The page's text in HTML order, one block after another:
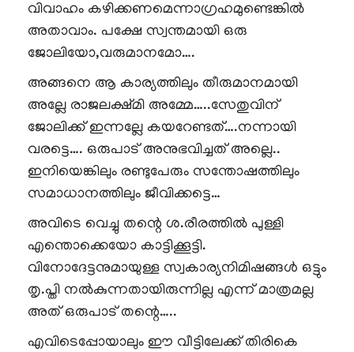
വിവാഹം കഴിക്കണമെന്നാഗ്രഹമുണ്ടെങ്കിൽ
അതാവാം. പക്ഷേ സ്വന്തമായി ഒരു
ജോലിയോ,വരുമാനമോ….
അങ്ങനെ ആ കാര്യത്തിലും തീരുമാനമായി
അല്ലേ രാജലക്ഷ്മി അമ്മേ…..സേതുവിന്
ജോലിക്ക് ഇന്നല്ലേ കയറേണ്ടത്….നന്നായി
വരട്ടെ…. ഒരുപാട് അനുഭവിച്ചത് അല്ലെ..
ഇനിയെങ്കിലും രണ്ടുപേരും സന്തോഷത്തിലും
സമാധാനത്തിലും ജീവിക്കട്ടെ…
അവിടെ വെച്ചു തന്റെ ശ.രീരത്തിൽ പുള്ളി
എന്തൊക്കെയോ കാട്ടിക്കൂട്ടി.
വിനോദേട്ടനുമായുള്ള സ്വകാര്യനിമിഷങ്ങൾ ഒട്ടും
തൃ.പ്തി നൽകുന്നതായിരുന്നില്ല എന്ന് മാത്രമല്ല
അത് ഒരുപാട് തന്റെ…..
എവിടെപ്പോയാലും ഈ വീട്ടിലേക്ക് തിരികെ